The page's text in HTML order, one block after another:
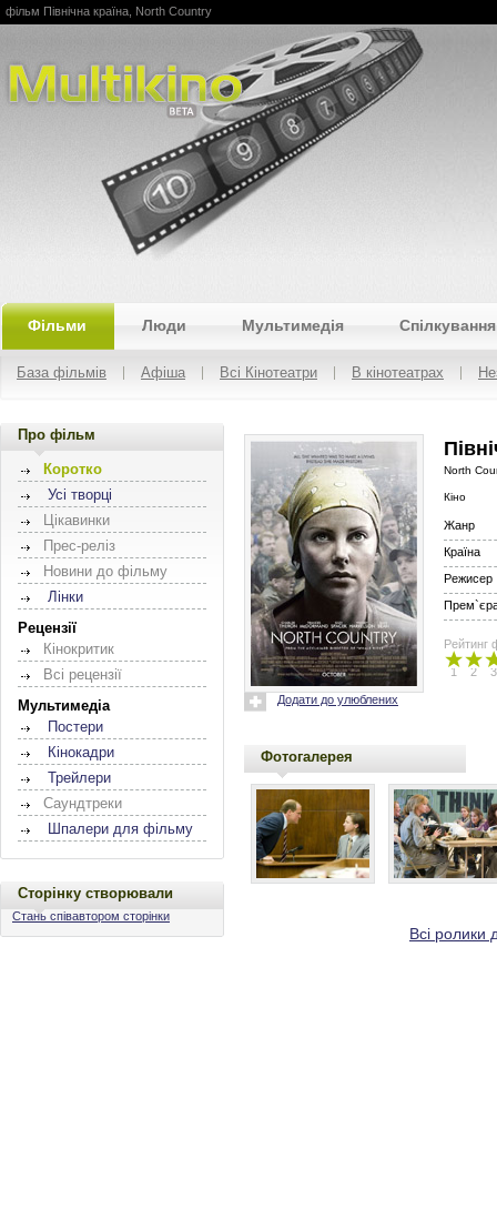
Multikino
фільм Північна країна, North Country
Фільми Люди Мультимедія Спілкування
База фільмів Афіша Всі Кінотеатри В кінотеатрах
Про фільм
Коротко
Усі творці
Цікавинки
Прес-реліз
Новини до фільму
Лінки
Рецензії
Кінокритик
Всі рецензії
Мультимедіа
Постери
Кінокадри
Трейлери
Саундтреки
Шпалери для фільму
Сторінку створювали
Стань співавтором сторінки
Додати до улюблених
North
Кіно
Жанр
Країна
Режисер
Прем`єра
Рейтинг
1 2 3
Фотогалерея
Всі ролики